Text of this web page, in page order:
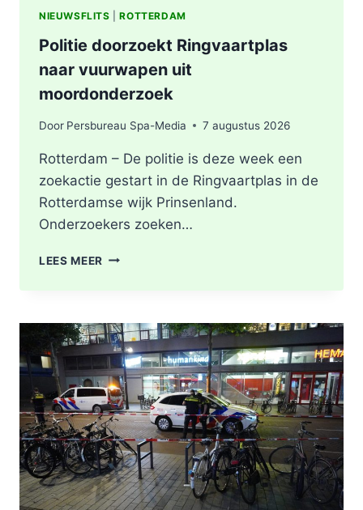
NIEUWSFLITS |ROTTERDAM
Politie doorzoekt Ringvaartplas
naar vuurwapen uit
moordonderzoek
Door Persbureau Spa-Media 7 augustus 2026
Rotterdam – De politie is deze week een
zoekactie gestart in de Ringvaartplas in de
Rotterdamse wijk Prinsenland.
Onderzoekers zoeken…
LEES MEER POLITIE
VUURWAPEN
UIT
MOORDONDERZOEK